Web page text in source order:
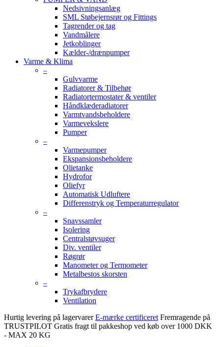
Nedsivningsanlæg
SML Støbejernsrør og Fittings
Tagrender og tag
Vandmålere
Jetkoblinger
Kælder-/drænpumper
Varme & Klima
–
Gulvvarme
Radiatorer & Tilbehør
Radiatortermostater & ventiler
Håndklæderadiatorer
Varmtvandsbeholdere
Varmevekslere
Pumper
–
Varmepumper
Ekspansionsbeholdere
Olietanke
Hydrofor
Oliefyr
Automatisk Udluftere
Differenstryk og Temperaturregulator
–
Snavssamler
Isolering
Centralstøvsuger
Div. ventiler
Røgrør
Manometer og Termometer
Metalbestos skorsten
–
Trykafbrydere
Ventilation
Hurtig levering på lagervarer E-mærke certificeret Fremragende på
TRUSTPILOT Gratis fragt til pakkeshop ved køb over 1000 DKK
- MAX 20 KG